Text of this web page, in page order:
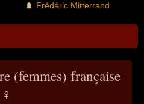
Frédéric Mitterrand
(femmes) française
♀